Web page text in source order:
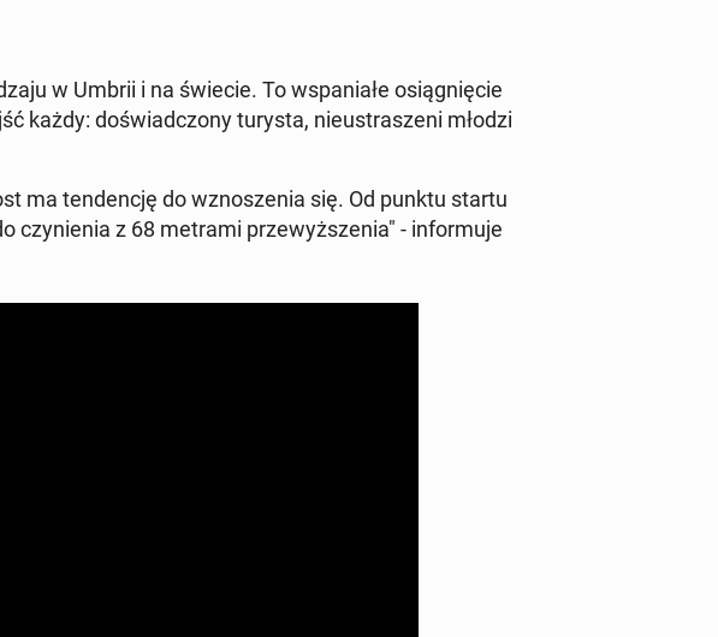
w Umbrii i na świecie. To wspa­nia­łe osią­gnię­cie
każdy: do­świad­czo­ny turysta, nie­ustra­sze­ni młodzi
ma ten­den­cję do wzno­sze­nia się. Od punktu startu
czy­nie­nia z 68 metrami prze­wyż­sze­nia" - in­for­mu­je